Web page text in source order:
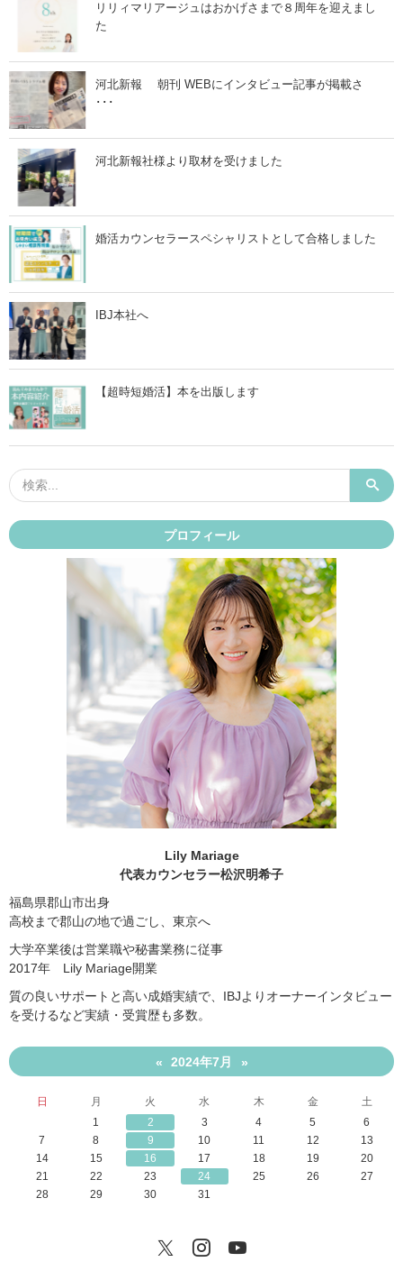
ー
ロ
ポ
ー
ュ
は
リリィマリアージュはおかげさまで８周年を迎えまし
た
河北新報 朝刊 WEBにインタビュー記事が掲載さ
･･･
河北新報社様より取材を受けました
婚活カウンセラースペシャリストとして合格しました
IBJ本社へ
【超時短婚活】本を出版します
プロフィール
Lily Mariage
代表カウンセラー松沢明希子
福島県郡山市出身
高校まで郡山の地で過ごし、東京へ
大学卒業後は営業職や秘書業務に従事
2017年 Lily Mariage開業
質の良いサポートと高い成婚実績で、IBJよりオーナーインタビュー
を受けるなど実績・受賞歴も多数。
« 2024年7月 »
日 月 火 水 木 金
土
1
2 3 4 5
6
7
8 9 10 11 12
13
14
15 16 17 18 19
20
21
22 23 24 25 26
27
28
29 30 31
TwitterInstagram